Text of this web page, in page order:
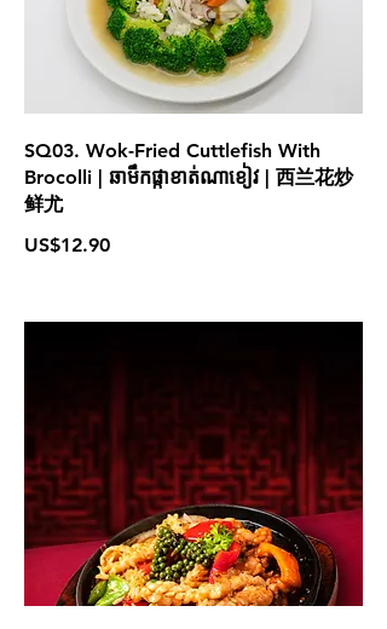
SQ03. Wok-Fried Cuttlefish With
Brocolli | ឆាមឹកផ្កាខាត់ណាខៀវ | 西兰花炒
鲜尤
US$12.90